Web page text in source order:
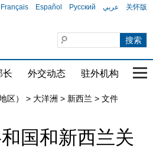
Français Español Русский عربي 关怀版
长 外交动态 驻外机构 国
区） > 大洋洲 > 新西兰 > 文件
国和新西兰关